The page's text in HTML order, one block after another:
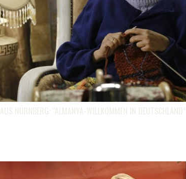
NÜRNBERG: “ALMANYA-WILLKOMMEN IN DEUTSCHLAND”